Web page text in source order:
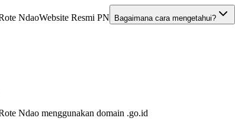
NdaoWebsite Resmi PN Bagaimana cara mengetahui?
Ndao menggunakan domain .go.id